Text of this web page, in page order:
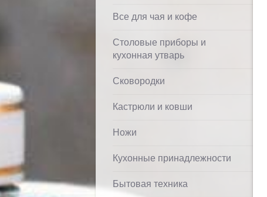
Все для чая и кофе
Столовые приборы и
кухонная утварь
Сковородки
Кастрюли и ковши
Ножи
Кухонные принадлежности
Бытовая техника